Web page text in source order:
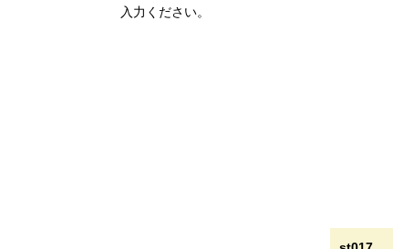
入力ください。